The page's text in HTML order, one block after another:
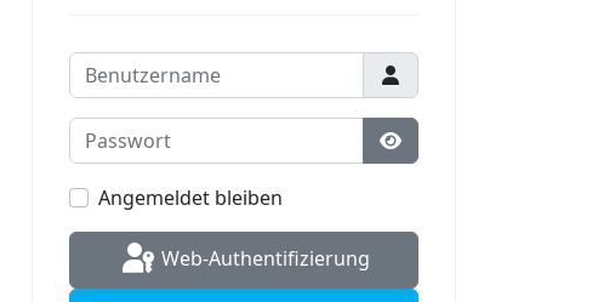
Benutzername
Passwort
Passwort anzeigen
Angemeldet bleiben
Web-Authentifizierung